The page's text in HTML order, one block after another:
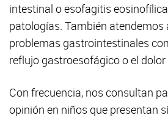
intestinal o esofagitis
patologías. También atendemos
problemas gastrointestinales
reflujo gastroesofágico o el
Con frecuencia, nos consultan
opinión en niños que presentan